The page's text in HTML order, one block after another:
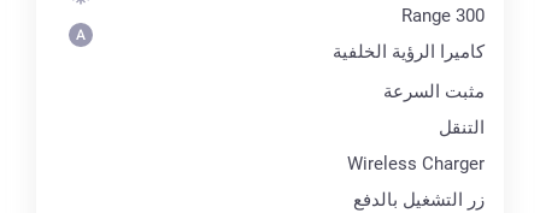
Range 300
كاميرا الرؤية الخلفية
مثبت السرعة
التنقل
Wireless Charger
زر التشغيل بالدفع